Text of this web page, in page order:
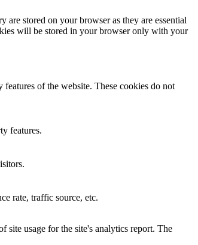
are stored on your browser as they are essential
will be stored in your browser only with your
of the website. These cookies do not
features.
rate, traffic source, etc.
site usage for the site's analytics report. The